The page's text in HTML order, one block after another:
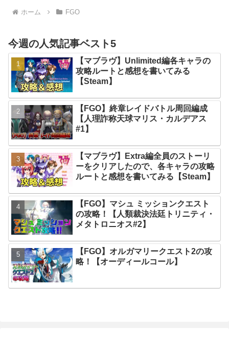
ホーム FGO
今週の人気記事ベスト5
【マブラヴ】Unlimited編各キャラの
攻略ルートと感想を書いてみる
【Steam】
【FGO】終章レイドバトル周回編成
【人理詐称天球マリス・カルデアス
#1】
【マブラヴ】Extra編全員のストーリ
ーをクリアしたので、各キャラの攻略
ルートと感想を書いてみる【Steam】
【FGO】マシュ ミッションクエスト
の攻略！【人類裁決法廷トリニティ・
メタトロニオス#2】
【FGO】オルガマリークエスト2の攻
略！【オーディールコール】